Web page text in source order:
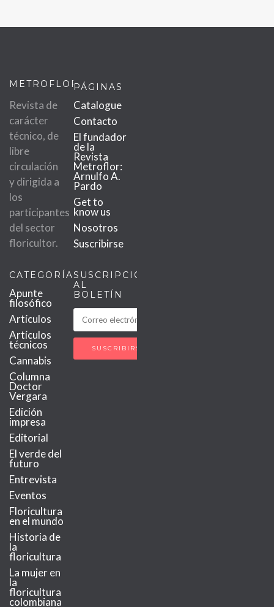
METROFLOR
Revista de
carácter
técnico, de
libre
circulación
y dirigida a
los
participantes
del sector
floricultor.
PÁGINAS
Catalogue
Contacto
El fundador
de la
Revista
Metroflor:
Arnulfo A.
Pardo
Get to
know us
Nosotros
Suscribirse
CATEGORÍAS
Apunte
filosófico
Artículos
Artículos
técnicos
Cannabis
Columna
Doctor
Vergara
Edición
impresa
Editorial
El verde del
futuro
Entrevista
Eventos
Floricultura
en el mundo
Historia de
la
floricultura
La mujer en
la
floricultura
colombiana
SUSCRIPCIÓN
AL
BOLETÍN